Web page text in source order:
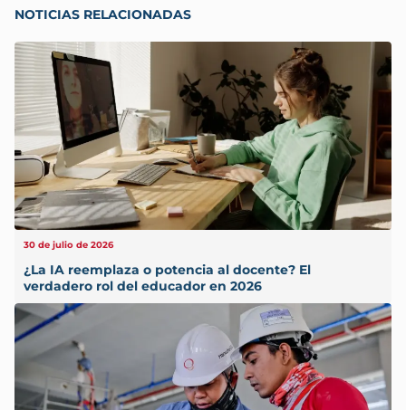
NOTICIAS RELACIONADAS
30 de julio de 2026
¿La IA reemplaza o potencia al docente? El
verdadero rol del educador en 2026